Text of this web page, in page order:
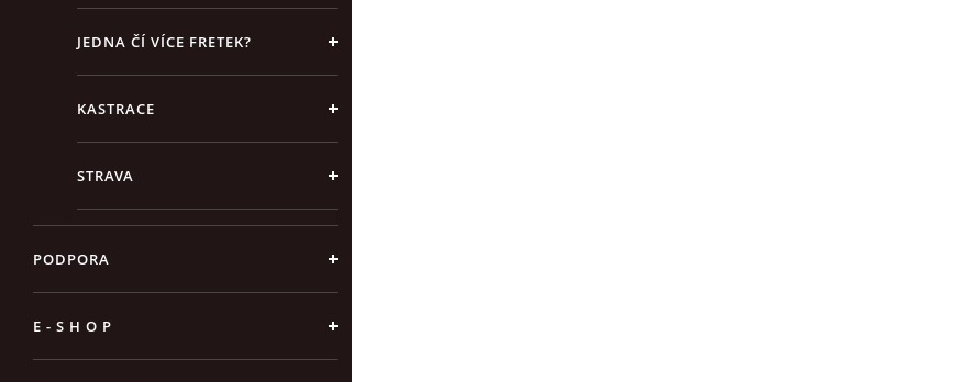
JEDNA ČÍ VÍCE FRETEK?
KASTRACE
STRAVA
PODPORA
E - S H O P